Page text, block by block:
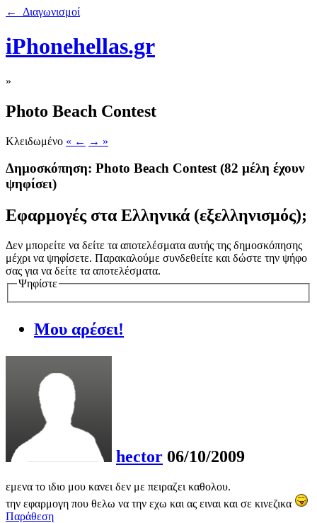
← Διαγωνισμοί
iPhonehellas.gr
»
Photo Beach Contest
Κλειδωμένο « ← → »
Δημοσκόπηση: Photo Beach Contest(82 μέλη έχουν
ψηφίσει)
Εφαρμογές στα Ελληνικά (εξελληνισμός);
Δεν μπορείτε να δείτε τα αποτελέσματα αυτής της δημοσκόπησης
μέχρι να ψηφίσετε. Παρακαλούμε συνδεθείτε και δώστε την ψήφο
σας για να δείτε τα αποτελέσματα.
Ψηφίστε
Μου αρέσει!
hector 06/10/2009
εμενα το ιδιο μου κανει δεν με πειραζει καθολου.
την εφαρμογη που θελω να την εχω και ας ειναι και σε κινεζικα
Παράθεση